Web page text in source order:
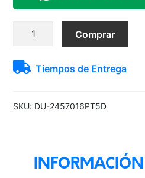
245/70R16
Dunlop
TL
cantidad
Comprar
Tiempos de Entrega
SKU: DU-2457016PT5D